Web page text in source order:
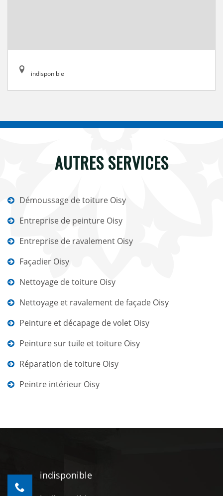
indisponible
AUTRES SERVICES
Démoussage de toiture Oisy
Entreprise de peinture Oisy
Entreprise de ravalement Oisy
Façadier Oisy
Nettoyage de toiture Oisy
Nettoyage et ravalement de façade Oisy
Peinture et décapage de volet Oisy
Peinture sur tuile et toiture Oisy
Réparation de toiture Oisy
Peintre intérieur Oisy
indisponible